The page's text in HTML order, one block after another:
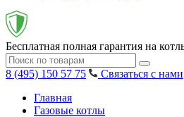
Бесплатная полная гарантия на
8 (495) 150 57 75
Связаться с нами
Главная
Газовые котлы